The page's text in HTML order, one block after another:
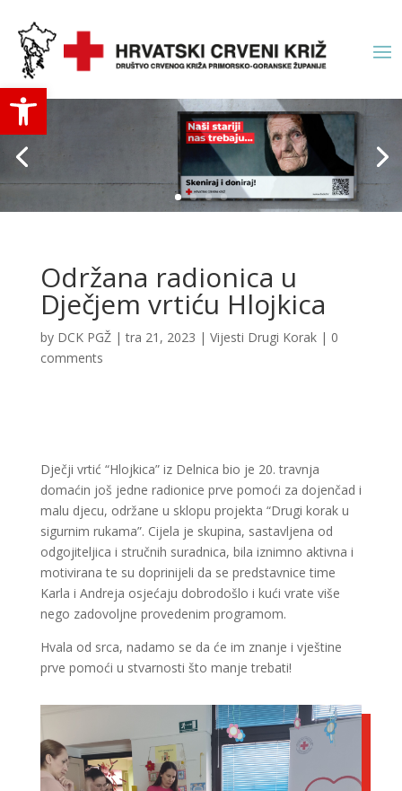
Open toolbar
Održana radionica u
Dječjem vrtiću Hlojkica
by DCK PGŽ|tra 21, 2023 | Vijesti Drugi Korak| 0
comments
Dječji vrtić “Hlojkica” iz Delnica bio je 20. travnja
domaćin još jedne radionice prve pomoći za dojenčad i
malu djecu, održane u sklopu projekta “Drugi korak u
sigurnim rukama”. Cijela je skupina, sastavljena od
odgojiteljica i stručnih suradnica, bila iznimno aktivna i
motivirana te su doprinijeli da se predstavnice time
Karla i Andreja osjećaju dobrodošlo i kući vrate više
nego zadovoljne provedenim programom.
Hvala od srca, nadamo se da će im znanje i vještine
prve pomoći u stvarnosti što manje trebati!